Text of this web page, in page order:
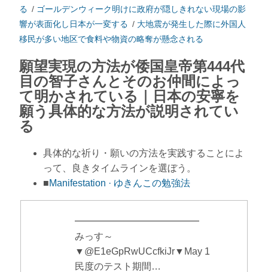
る / ゴールデンウィーク明けに政府が隠しきれない現場の影
響が表面化し日本が一変する / 大地震が発生した際に外国人
移民が多い地区で食料や物資の略奪が懸念される
願望実現の方法が倭国皇帝第444代
目の智子さんとそのお仲間によっ
て明かされている｜日本の安寧を
願う具体的な方法が説明されてい
る
具体的な祈り・願いの方法を実践することによ
って、良きタイムラインを選ぼう。
■Manifestation · ゆきんこの勉強法
━━━━━━━━━━━━━
みっす～
▼@E1eGpRwUCcfkiJr▼May 1
民度のテスト期間…